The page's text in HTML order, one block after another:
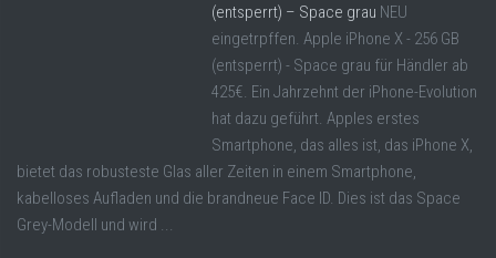
(entsperrt) – Space grau NEU
eingetrpffen. Apple iPhone X - 256 GB
(entsperrt) - Space grau für Händler ab
425€. Ein Jahrzehnt der iPhone-Evolution
hat dazu geführt. Apples erstes
Smartphone, das alles ist, das iPhone X,
bietet das robusteste Glas aller Zeiten in einem Smartphone,
kabelloses Aufladen und die brandneue Face ID. Dies ist das Space
Grey-Modell und wird ...